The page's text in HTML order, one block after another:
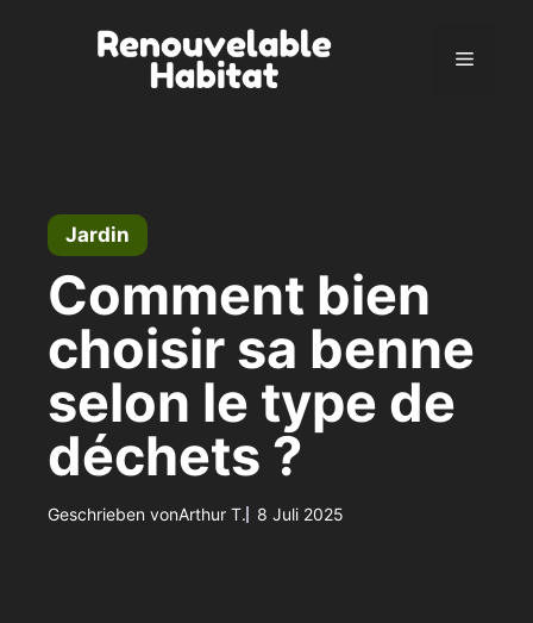
Menü
Jardin
Comment bien
choisir sa benne
selon le type de
déchets ?
Geschrieben vonArthur T. 8 Juli 2025